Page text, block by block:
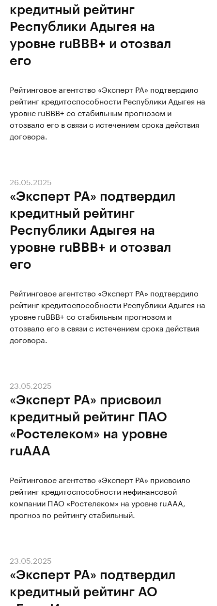
кредитный рейтинг
Республики Адыгея на
уровне ruBBB+ и отозвал
его
Рейтинговое агентство «Эксперт РА» подтвердило
рейтинг кредитоспособности Республики Адыгея на
уровне ruBBB+ со стабильным прогнозом и
отозвало его в связи с истечением срока действия
договора.
«Эксперт РА» подтвердил
кредитный рейтинг
Республики Адыгея на
уровне ruBBB+ и отозвал
его
26.05.2025
Рейтинговое агентство «Эксперт РА» подтвердило
рейтинг кредитоспособности Республики Адыгея на
уровне ruBBB+ со стабильным прогнозом и
отозвало его в связи с истечением срока действия
договора.
«Эксперт РА» присвоил
кредитный рейтинг ПАО
«Ростелеком» на уровне
ruАAА
23.05.2025
Рейтинговое агентство «Эксперт РА» присвоило
рейтинг кредитоспособности нефинансовой
компании ПАО «Ростелеком» на уровне ruAАА,
прогноз по рейтингу стабильный.
«Эксперт РА» подтвердил
кредитный рейтинг АО
23.05.2025